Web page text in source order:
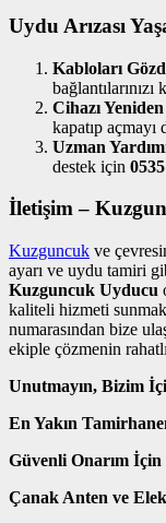
Uydu Arızası
Kabloları
Cihazı
kapatıp açmayı
Uzman
destek için
İletişim –
Kuzguncuk ve
ayarı ve uydu tamiri
Kuzguncuk Uyducu
kaliteli hizmeti
numarasından bize
ekiple çözmenin
Unutmayın, Bizim
En Yakın
Güvenli Onarım İçin
Çanak Anten ve